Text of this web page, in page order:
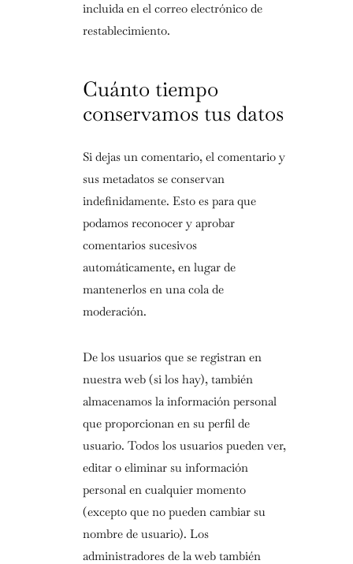
incluida en el correo electrónico de
restablecimiento.
Cuánto tiempo
conservamos tus datos
Si dejas un comentario, el comentario y
sus metadatos se conservan
indefinidamente. Esto es para que
podamos reconocer y aprobar
comentarios sucesivos
automáticamente, en lugar de
mantenerlos en una cola de
moderación.
De los usuarios que se registran en
nuestra web (si los hay), también
almacenamos la información personal
que proporcionan en su perfil de
usuario. Todos los usuarios pueden ver,
editar o eliminar su información
personal en cualquier momento
(excepto que no pueden cambiar su
nombre de usuario). Los
administradores de la web también